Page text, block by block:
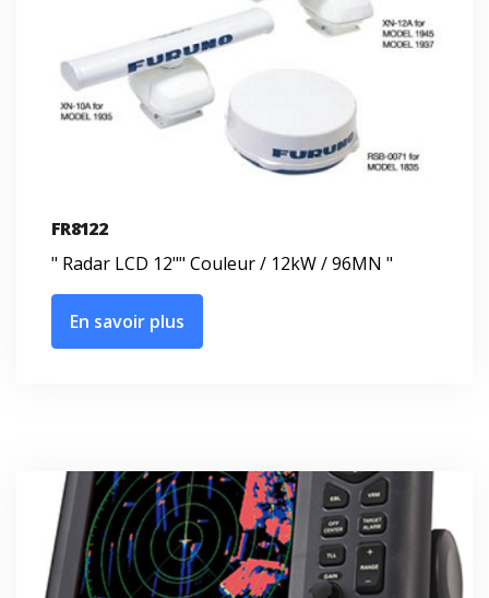
FR8122
" Radar LCD 12"" Couleur / 12kW / 96MN "
En savoir plus